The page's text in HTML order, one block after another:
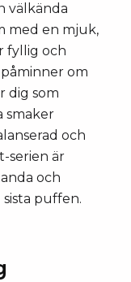
välkända
med en mjuk,
fyllig och
om
dig som
smaker
och
serien är
och
puffen.